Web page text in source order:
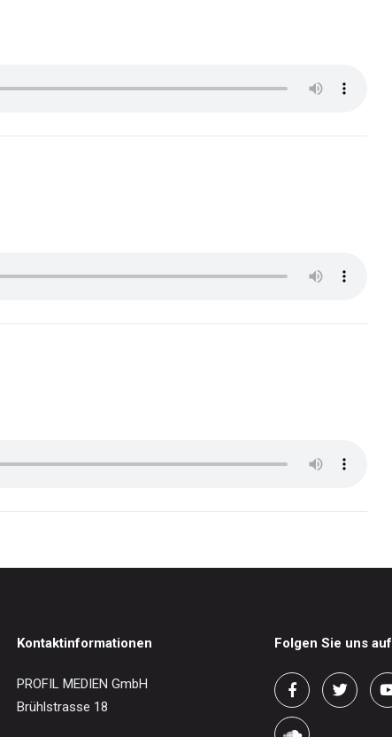
Kontaktinformationen
PROFIL MEDIEN GmbH
Brühlstrasse 18
Folgen Sie uns auf